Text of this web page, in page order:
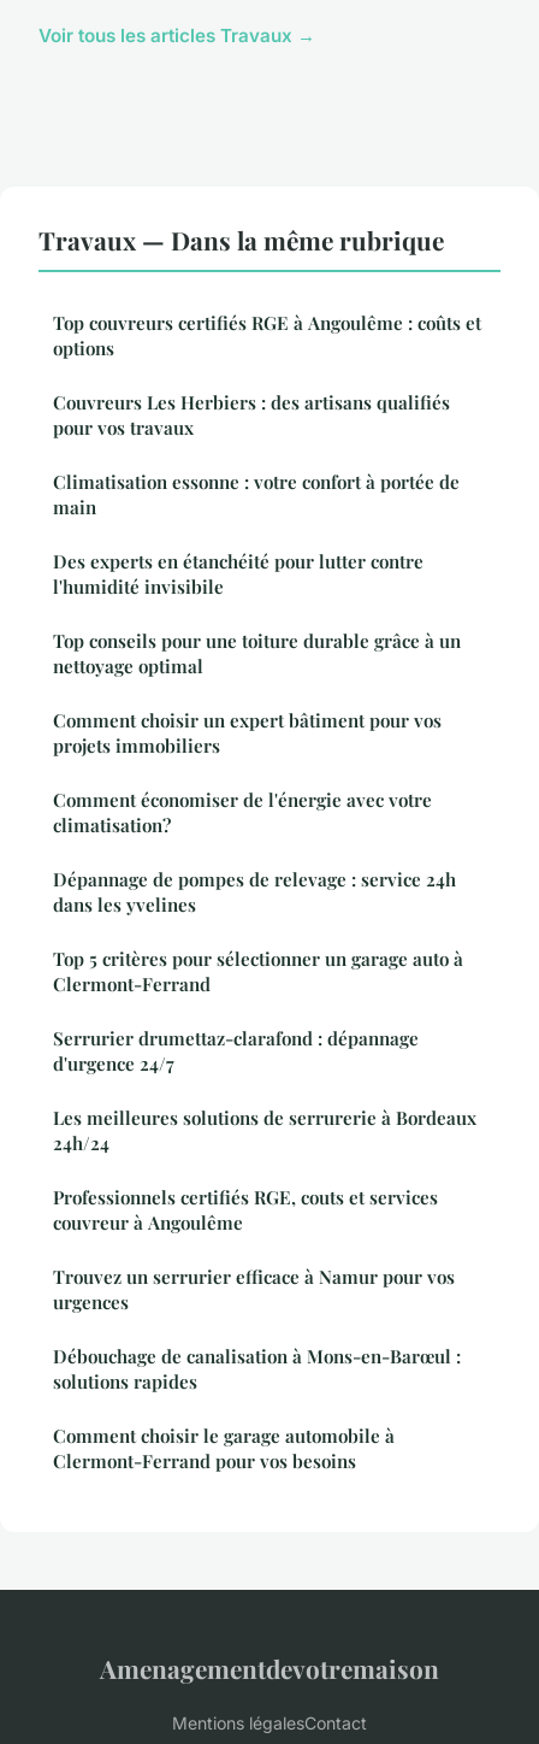
Voir tous les articles Travaux →
Travaux — Dans la même rubrique
Top couvreurs certifiés RGE à Angoulême : coûts et
options
Couvreurs Les Herbiers : des artisans qualifiés
pour vos travaux
Climatisation essonne : votre confort à portée de
main
Des experts en étanchéité pour lutter contre
l'humidité invisibile
Top conseils pour une toiture durable grâce à un
nettoyage optimal
Comment choisir un expert bâtiment pour vos
projets immobiliers
Comment économiser de l'énergie avec votre
climatisation?
Dépannage de pompes de relevage : service 24h
dans les yvelines
Top 5 critères pour sélectionner un garage auto à
Clermont-Ferrand
Serrurier drumettaz-clarafond : dépannage
d'urgence 24/7
Les meilleures solutions de serrurerie à Bordeaux
24h/24
Professionnels certifiés RGE, couts et services
couvreur à Angoulême
Trouvez un serrurier efficace à Namur pour vos
urgences
Débouchage de canalisation à Mons-en-Barœul :
solutions rapides
Comment choisir le garage automobile à
Clermont-Ferrand pour vos besoins
Amenagementdevotremaison
Mentions légalesContact